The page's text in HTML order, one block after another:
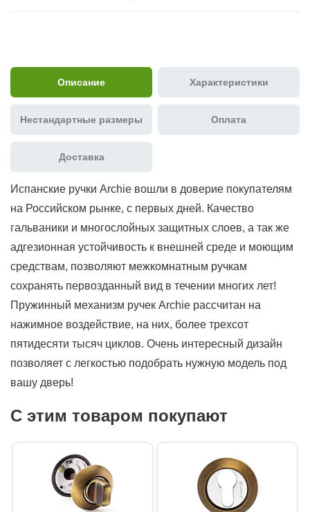
Описание Характеристики
Нестандартные размеры Оплата
Доставка
Испанские ручки Archie вошли в доверие покупателям
на Российском рынке, с первых дней. Качество
гальваники и многослойных защитных слоев, а так же
адгезионная устойчивость к внешней среде и моющим
средствам, позволяют межкомнатным ручкам
сохранять первозданный вид в течении многих лет!
Пружинный механизм ручек Archie рассчитан на
нажимное воздействие, на них, более трехсот
пятидесяти тысяч циклов. Очень интересный дизайн
позволяет с легкостью подобрать нужную модель под
вашу дверь!
С этим товаром покупают